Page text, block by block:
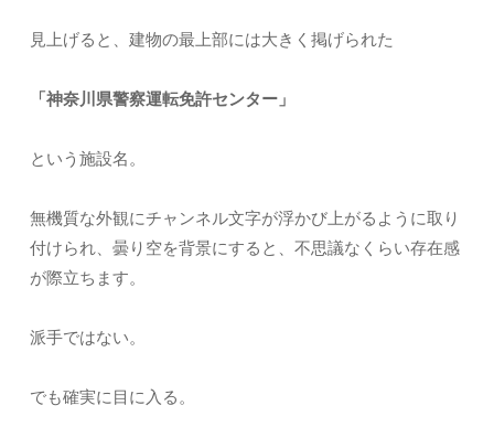
見上げると、建物の最上部には大きく掲げられた
「神奈川県警察運転免許センター」
という施設名。
無機質な外観にチャンネル文字が浮かび上がるように取り
付けられ、曇り空を背景にすると、不思議なくらい存在感
が際立ちます。
派手ではない。
でも確実に目に入る。